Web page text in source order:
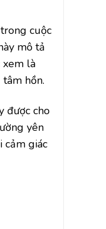
cuộc
mô tả
xem là
hồn.
được cho
yên
cảm giác